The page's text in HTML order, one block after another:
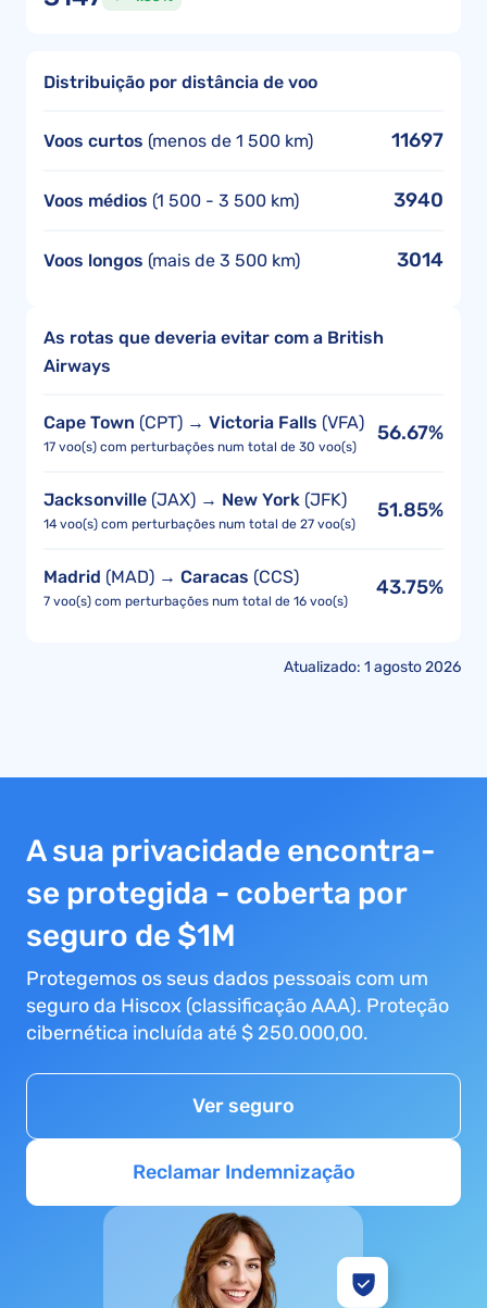
Distribuição por distância de voo
Voos curtos (menos de 1 500 km) 11697
Voos médios (1 500 - 3 500 km) 3940
Voos longos (mais de 3 500 km) 3014
As rotas que deveria evitar com a British
Airways
Cape Town (CPT) → Victoria Falls (VFA)
17 voo(s) com perturbações num total de 30 voo(s)
56.67%
Jacksonville (JAX) → New York (JFK)
14 voo(s) com perturbações num total de 27 voo(s)
51.85%
Madrid (MAD) → Caracas (CCS)
7 voo(s) com perturbações num total de 16 voo(s)
43.75%
Atualizado: 1 agosto 2026
A sua privacidade encontra-
se protegida - coberta por
seguro de $1M
Protegemos os seus dados pessoais com um
seguro da Hiscox (classificação AAA). Proteção
cibernética incluída até $ 250.000,00.
Ver seguro
Reclamar Indemnização